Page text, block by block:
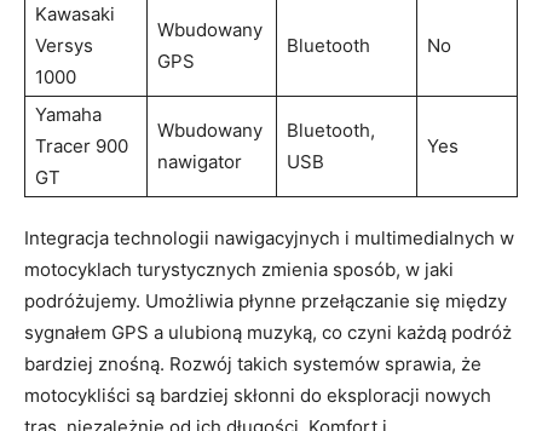
Kawasaki
Versys
1000
Wbudowany
GPS
Bluetooth No
Yamaha
Tracer 900
GT
Wbudowany
nawigator
Bluetooth,
USB
Yes
Integracja technologii nawigacyjnych i multimedialnych w
motocyklach turystycznych zmienia sposób, w jaki
podróżujemy. Umożliwia płynne przełączanie się między
sygnałem GPS a ulubioną muzyką, co czyni każdą podróż
bardziej znośną. Rozwój takich systemów sprawia, że
motocykliści są bardziej skłonni do eksploracji nowych